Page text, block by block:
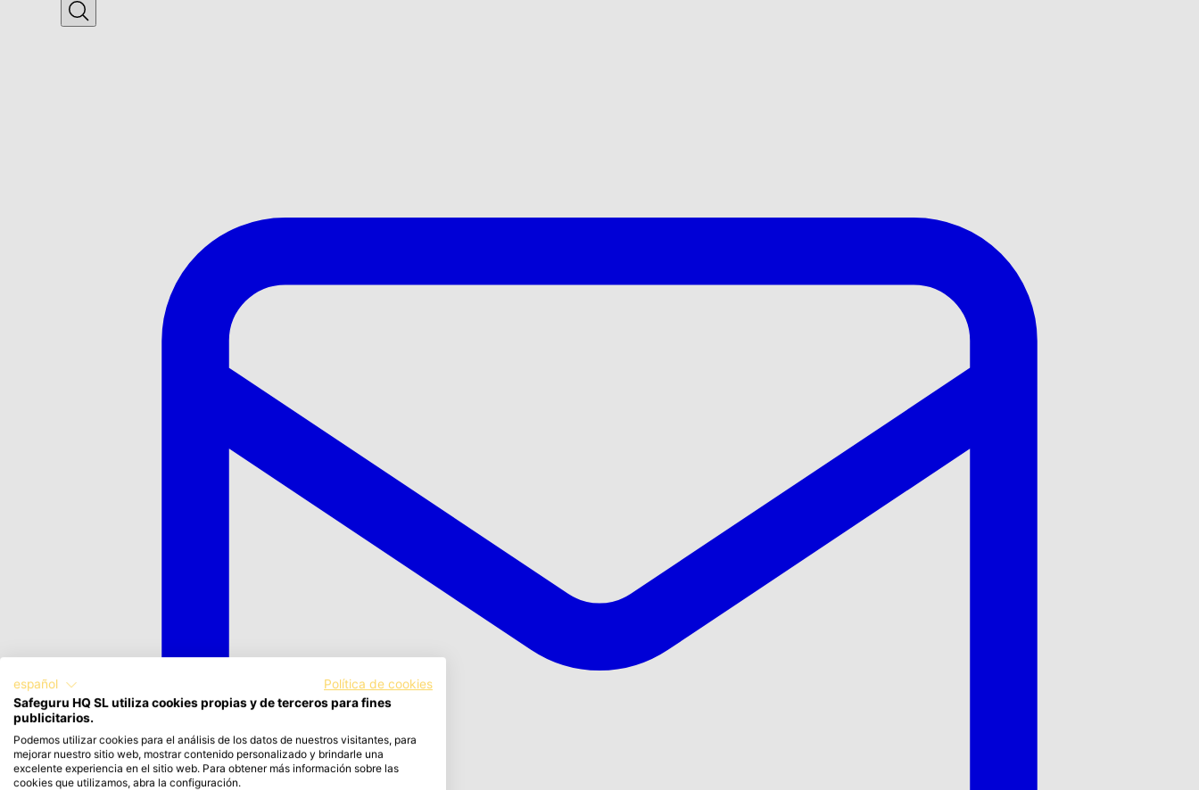
español
Política de cookies
Safeguru HQ SL utiliza cookies propias y de terceros para fines
publicitarios.
Podemos utilizar cookies para el análisis de los datos de nuestros visitantes, para
mejorar nuestro sitio web, mostrar contenido personalizado y brindarle una
excelente experiencia en el sitio web. Para obtener más información sobre las
cookies que utilizamos, abra la configuración.